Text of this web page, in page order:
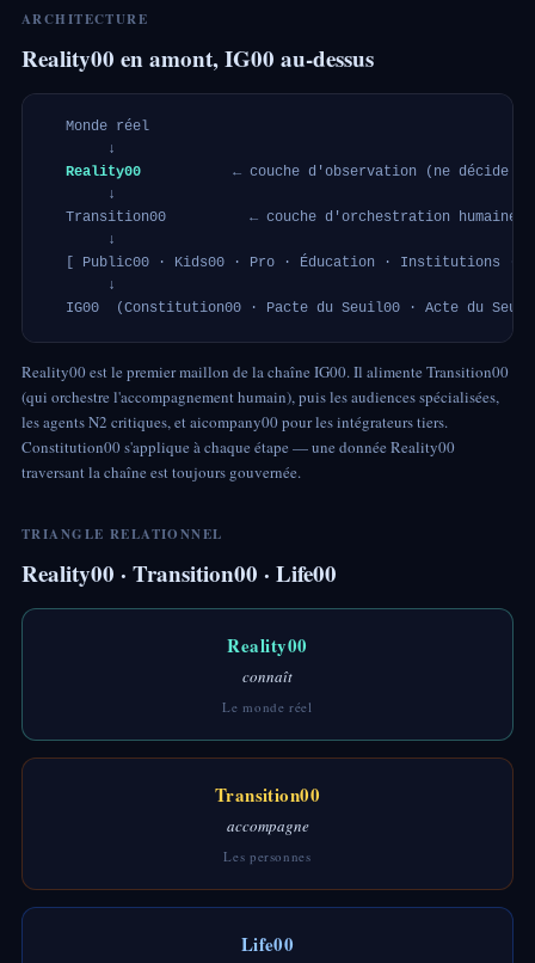
ARCHITECTURE
Reality00 en amont, IG00 au-dessus
  Monde réel
       ↓
Reality00
← couche d'observation (ne décide
       ↓
  Transition00          ← couche d'orchestration humaine
       ↓
[ Public00 · Kids00 · Pro · Éducation · Institutions ·
       ↓
IG00  (Constitution00 · Pacte du Seuil00 · Acte du
Reality00 est le premier maillon de la chaîne IG00. Il alimente Transition00
(qui orchestre l'accompagnement humain), puis les audiences spécialisées,
les agents N2 critiques, et aicompany00 pour les intégrateurs tiers.
Constitution00 s'applique à chaque étape — une donnée Reality00
traversant la chaîne est toujours gouvernée.
TRIANGLE RELATIONNEL
Reality00 · Transition00 · Life00
Reality00
connaît
Le monde réel
Transition00
accompagne
Les personnes
Life00